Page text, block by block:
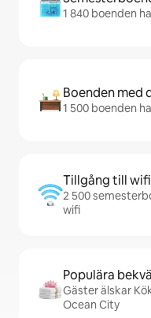
1 840 boenden
Boenden med
1 500 boenden
Tillgång till wifi
2 500
wifi
Populära
Gäster älskar
Ocean City